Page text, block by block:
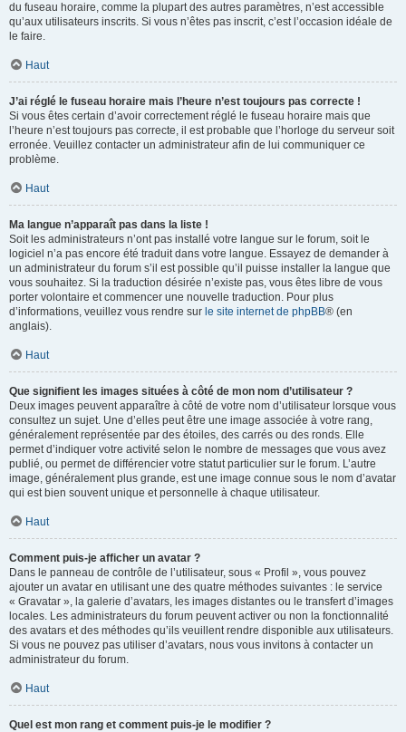
du fuseau horaire, comme la plupart des autres paramètres, n’est accessible
qu’aux utilisateurs inscrits. Si vous n’êtes pas inscrit, c’est l’occasion idéale de
le faire.
Haut
J’ai réglé le fuseau horaire mais l’heure n’est toujours pas correcte !
Si vous êtes certain d’avoir correctement réglé le fuseau horaire mais que
l’heure n’est toujours pas correcte, il est probable que l’horloge du serveur soit
erronée. Veuillez contacter un administrateur afin de lui communiquer ce
problème.
Haut
Ma langue n’apparaît pas dans la liste !
Soit les administrateurs n’ont pas installé votre langue sur le forum, soit le
logiciel n’a pas encore été traduit dans votre langue. Essayez de demander à
un administrateur du forum s’il est possible qu’il puisse installer la langue que
vous souhaitez. Si la traduction désirée n’existe pas, vous êtes libre de vous
porter volontaire et commencer une nouvelle traduction. Pour plus
d’informations, veuillez vous rendre sur le site internet de phpBB® (en
anglais).
Haut
Que signifient les images situées à côté de mon nom d’utilisateur ?
Deux images peuvent apparaître à côté de votre nom d’utilisateur lorsque vous
consultez un sujet. Une d’elles peut être une image associée à votre rang,
généralement représentée par des étoiles, des carrés ou des ronds. Elle
permet d’indiquer votre activité selon le nombre de messages que vous avez
publié, ou permet de différencier votre statut particulier sur le forum. L’autre
image, généralement plus grande, est une image connue sous le nom d’avatar
qui est bien souvent unique et personnelle à chaque utilisateur.
Haut
Comment puis-je afficher un avatar ?
Dans le panneau de contrôle de l’utilisateur, sous « Profil », vous pouvez
ajouter un avatar en utilisant une des quatre méthodes suivantes : le service
« Gravatar », la galerie d’avatars, les images distantes ou le transfert d’images
locales. Les administrateurs du forum peuvent activer ou non la fonctionnalité
des avatars et des méthodes qu’ils veuillent rendre disponible aux utilisateurs.
Si vous ne pouvez pas utiliser d’avatars, nous vous invitons à contacter un
administrateur du forum.
Haut
Quel est mon rang et comment puis-je le modifier ?